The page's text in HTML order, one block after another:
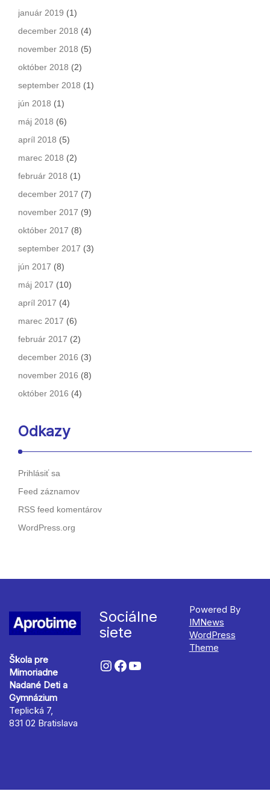
január 2019 (1)
december 2018 (4)
november 2018 (5)
október 2018 (2)
september 2018 (1)
jún 2018 (1)
máj 2018 (6)
apríl 2018 (5)
marec 2018 (2)
február 2018 (1)
december 2017 (7)
november 2017 (9)
október 2017 (8)
september 2017 (3)
jún 2017 (8)
máj 2017 (10)
apríl 2017 (4)
marec 2017 (6)
február 2017 (2)
december 2016 (3)
november 2016 (8)
október 2016 (4)
Odkazy
Prihlásiť sa
Feed záznamov
RSS feed komentárov
WordPress.org
Škola pre
Mimoriadne
Nadané Deti a
Gymnázium
Teplická 7,
831 02 Bratislava
Sociálne
siete
Powered By
IMNews
WordPress
Theme